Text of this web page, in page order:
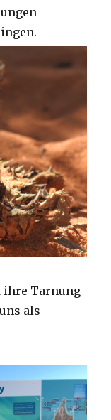
ihre Tarnung
als